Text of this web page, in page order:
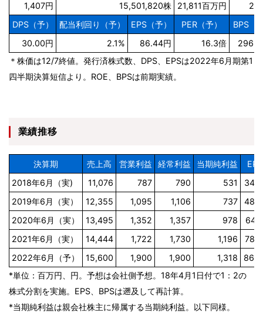
1,407円
15,501,820株 21,811百万円
DPS（予）
配当利回り（予） EPS（予） PER（予）
BPS（
30.00円
2.1% 86.44円 16.3倍
＊株価は12/7終値。発行済株式数、DPS、EPSは2022年6月期第1
四半期決算短信より。ROE、BPSは前期実績。
業績推移
決算期 売上高 営業利益 経常利益 当期純利益
EPS
2018年6月（実)
11,076 787 790 531
2019年6月（実）
12,355 1,095 1,106 737
2020年6月（実）
13,495 1,352 1,357 978
2021年6月（実）
14,444 1,722 1,730 1,196
2022年6月（予）
15,600 1,900 1,900 1,318
*単位：百万円、円。予想は会社側予想。18年4月1日付で1：2の
株式分割を実施。EPS、BPSは遡及して再計算。
*当期純利益は親会社株主に帰属する当期純利益。以下同様。